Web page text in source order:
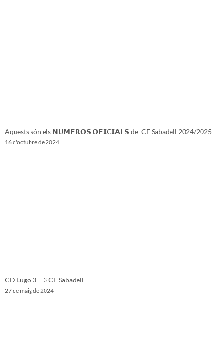
Aquests són els 𝗡𝗨́𝗠𝗘𝗥𝗢𝗦 𝗢𝗙𝗜𝗖𝗜𝗔𝗟𝗦 del CE Sabadell 2024/2025
16 d'octubre de 2024
CD Lugo 3 – 3 CE Sabadell
27 de maig de 2024